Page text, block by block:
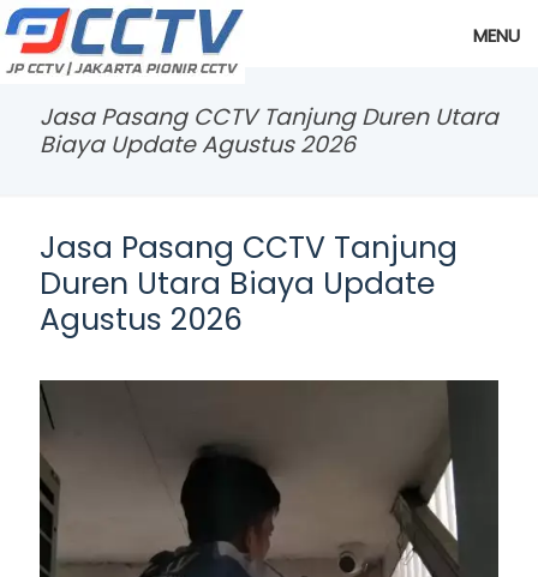
MENU
Jasa Pasang CCTV Tanjung Duren Utara
Biaya Update Agustus 2026
Jasa Pasang CCTV Tanjung
Duren Utara Biaya Update
Agustus 2026